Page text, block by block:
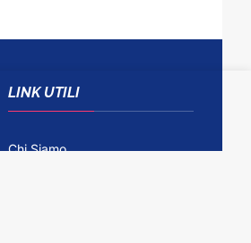
LINK UTILI
Chi Siamo